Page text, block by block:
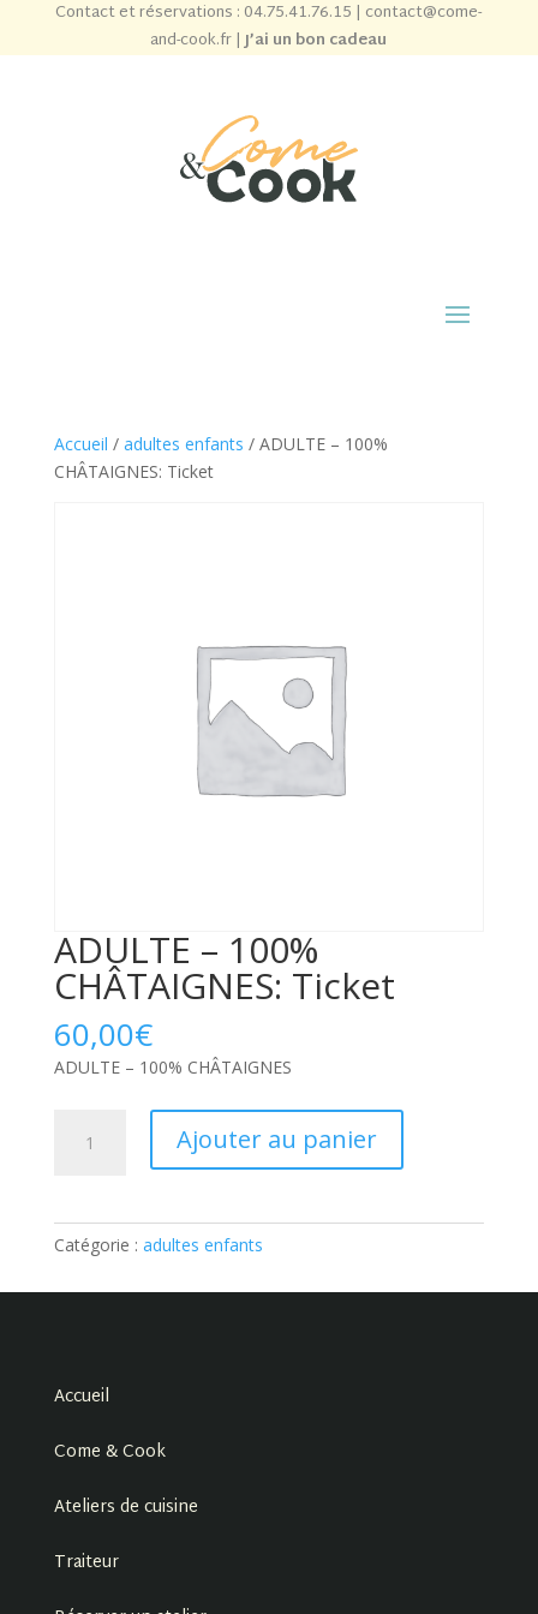
Contact et réservations : 04.75.41.76.15 | contact@come-
and-cook.fr|J’ai un bon cadeau
Accueil / adultes enfants / ADULTE – 100%
CHÂTAIGNES: Ticket
ADULTE – 100%
CHÂTAIGNES: Ticket
60,00€
ADULTE – 100% CHÂTAIGNES
100%
CHÂTAIGNES:
Ticket
Ajouter au panier
Catégorie : adultes enfants
Accueil
Come & Cook
Ateliers de cuisine
Traiteur